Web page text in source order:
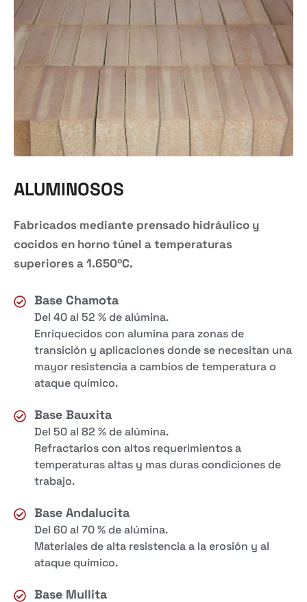
ALUMINOSOS
Fabricados mediante prensado hidráulico y
cocidos en horno túnel a temperaturas
superiores a 1.650ºC.
Base Chamota
Del 40 al 52 % de alúmina.
Enriquecidos con alumina para zonas de
transición y aplicaciones donde se necesitan una
mayor resistencia a cambios de temperatura o
ataque químico.
Base Bauxita
Del 50 al 82 % de alúmina.
Refractarios con altos requerimientos a
temperaturas altas y mas duras condiciones de
trabajo.
Base Andalucita
Del 60 al 70 % de alúmina.
Materiales de alta resistencia a la erosión y al
ataque químico.
Base Mullita